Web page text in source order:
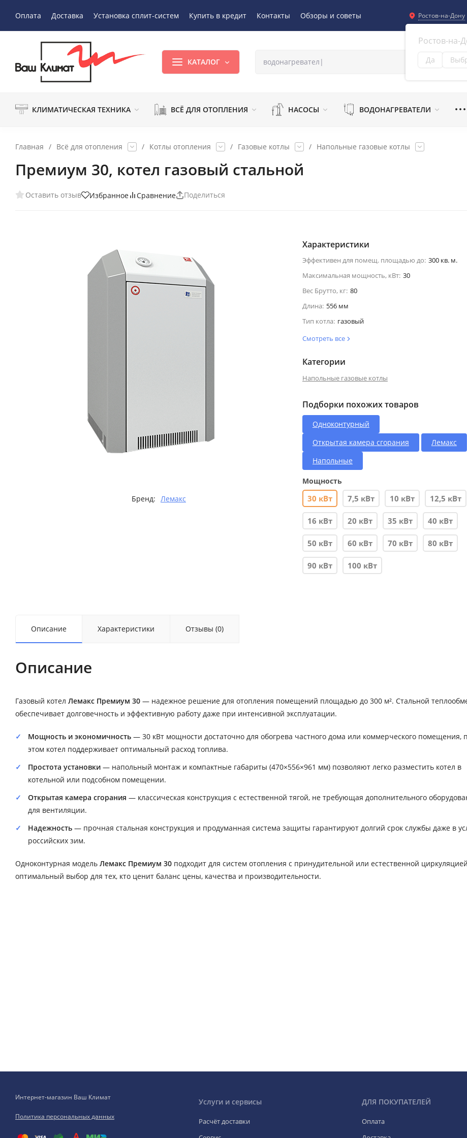
Оплата Доставка Установка сплит-систем Купить в кредит Контакты Обзоры и советы Ростов-на-Дону
Ростов-на-
Да
КАТАЛОГ
КЛИМАТИЧЕСКАЯ ТЕХНИКА ВСЁ ДЛЯ ОТОПЛЕНИЯ НАСОСЫ ВОДОНАГРЕВАТЕЛИ
Главная / Всё для отопления / Котлы отопления / Газовые котлы / Напольные газовые котлы
Премиум 30, котел газовый стальной
Оставить отзыв Избранное Сравнение Поделиться
Бренд: Лемакс
Характеристики
Эффективен для помещ. площадью до: 300 кв. м.
Максимальная мощность, кВт: 30
Вес Брутто, кг: 80
Длина: 556 мм
Тип котла: газовый
Смотреть все
Категории
Напольные газовые котлы
Подборки похожих товаров
Одноконтурный
Открытая камера сгорания
Лемакс
Напольные
Мощность
30 кВт 7,5 кВт 10 кВт 12,5 кВт
16 кВт 20 кВт 35 кВт 40 кВт
50 кВт 60 кВт 70 кВт 80 кВт
90 кВт 100 кВт
Описание Характеристики Отзывы (0)
Описание
Газовый котел Лемакс Премиум 30 — надежное решение для отопления помещений площадью до 300 м². Стальной
обеспечивает долговечность и эффективную работу даже при интенсивной эксплуатации.
Мощность и экономичность — 30 кВт мощности достаточно для обогрева частного дома или коммерческого помещения,
этом котел поддерживает оптимальный расход топлива.
Простота установки — напольный монтаж и компактные габариты (470×556×961 мм) позволяют легко разместить котел в
котельной или подсобном помещении.
Открытая камера сгорания — классическая конструкция с естественной тягой, не требующая дополнительного
для вентиляции.
Надежность — прочная стальная конструкция и продуманная система защиты гарантируют долгий срок службы даже в
российских зим.
Одноконтурная модель Лемакс Премиум 30 подходит для систем отопления с принудительной или естественной
оптимальный выбор для тех, кто ценит баланс цены, качества и производительности.
Интернет-магазин Ваш Климат
Политика персональных данных
Услуги и сервисы
Расчёт доставки
ДЛЯ ПОКУПАТЕЛЕЙ
Оплата